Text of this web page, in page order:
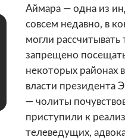
Аймара — одна из
совсем недавно, в
могли
запрещено
некоторых районах
власти президента
— чолиты
приступили к
телеведущих,